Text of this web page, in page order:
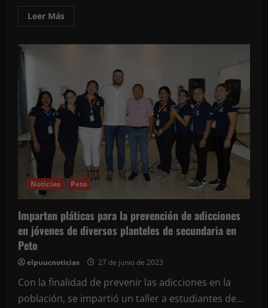
Leer MásLeer
más
Hallan
el
cadáver
de
una
abuelita
que
vivía
sola
en
la
colonia
Padre
Eterno
Noticias Peto
Imparten pláticas para la prevención de adicciones
en jóvenes de diversos planteles de secundaria en
Peto
elpuucnoticias 27 de junio de 2023
Con la finalidad de prevenir las adicciones en la
población, se impartió un taller a estudiantes de...